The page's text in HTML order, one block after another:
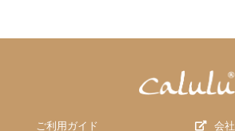
ご利用ガイド 会